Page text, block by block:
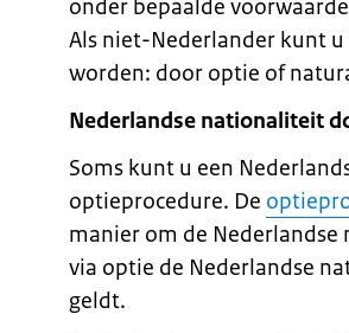
onder bepaalde
Als niet-Nederlander kunt
worden: door optie of
Nederlandse nationaliteit
Soms kunt u een
optieprocedure. De
manier om de
via optie de Nederlandse
geldt.